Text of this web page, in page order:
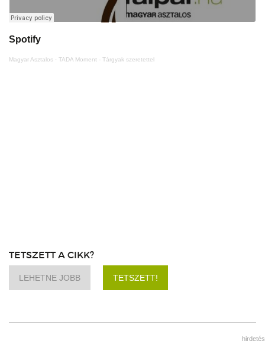
Spotify
Magyar Asztalos · TADA Moment - Tárgyak szeretettel
TETSZETT A CIKK?
LEHETNE JOBB TETSZETT!
hirdetés